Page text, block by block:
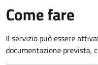
Come fare
Il servizio può essere
documentazione prevista,